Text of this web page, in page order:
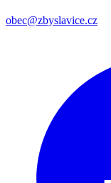
obec@zbyslavice.cz